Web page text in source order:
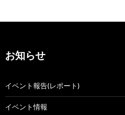
ョ
ン
お知らせ
イベント報告(レポート)
イベント情報